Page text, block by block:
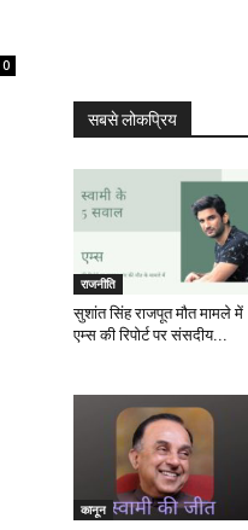
0
सबसे लोकप्रिय
राजनीति
सुशांत सिंह राजपूत मौत मामले में
एम्स की रिपोर्ट पर संसदीय...
कानून